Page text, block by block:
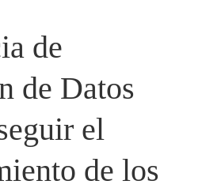
de
de Datos
el
de los